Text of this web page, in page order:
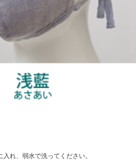
れ、弱水で洗ってください。